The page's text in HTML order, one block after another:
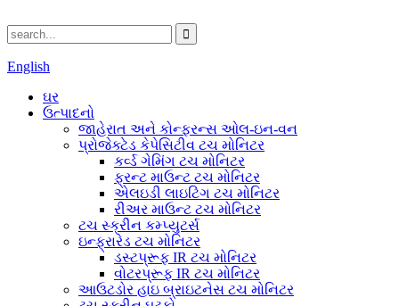
English
ઘર
ઉત્પાદનો
જાહેરાત અને કોન્ફરન્સ ઓલ-ઇન-વન
પ્રોજેક્ટેડ કેપેસિટીવ ટચ મોનિટર
કર્વ્ડ ગેમિંગ ટચ મોનિટર
ફ્રન્ટ માઉન્ટ ટચ મોનિટર
એલઇડી લાઇટિંગ ટચ મોનિટર
રીઅર માઉન્ટ ટચ મોનિટર
ટચ સ્ક્રીન કમ્પ્યુટર્સ
ઇન્ફ્રારેડ ટચ મોનિટર
ડસ્ટપ્રૂફ IR ટચ મોનિટર
વોટરપ્રૂફ IR ટચ મોનિટર
આઉટડોર હાઇ બ્રાઇટનેસ ટચ મોનિટર